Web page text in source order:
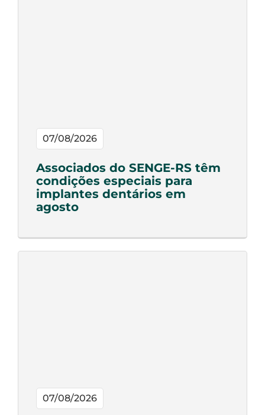
07/08/2026
Associados do SENGE-RS têm
condições especiais para
implantes dentários em
agosto
07/08/2026